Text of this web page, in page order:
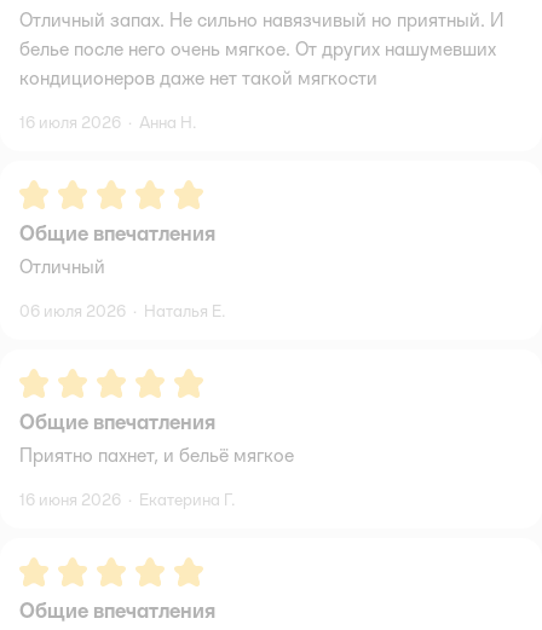
Отличный запах. Не сильно навязчивый но приятный. И
белье после него очень мягкое. От других нашумевших
кондиционеров даже нет такой мягкости
16 июля 2026 · Анна Н.
Рейтинг:5
Общие впечатления
Отличный
06 июля 2026 · Наталья Е.
Рейтинг:5
Общие впечатления
Приятно пахнет, и бельё мягкое
16 июня 2026 · Екатерина Г.
Рейтинг:5
Общие впечатления